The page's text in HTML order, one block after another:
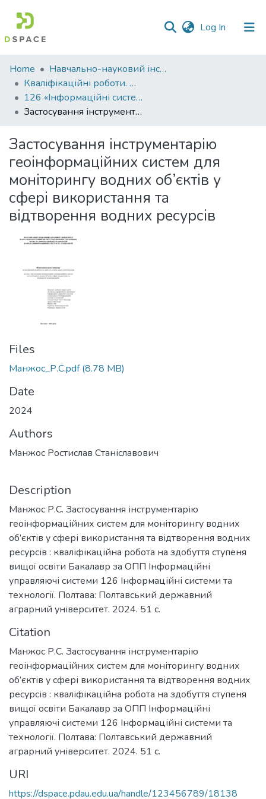
Log In (current)
Communities
&
Collections
All of DSpace
Statistics
Home
Навчально-науковий інститут економіки, управління, права та інформаційних технологій
Кваліфікаційні роботи. ННІ економіки, управління, права та ІТ
126 «Інформаційні системи та технології» - Бакалаври 2023-2024
Застосування інструментарію геоінформаційних систем для моніторингу водних об’єктів у сфері використання та відтворення водних ресурсів
Застосування інструментарію
геоінформаційних систем для
моніторингу водних об’єктів у
сфері використання та
відтворення водних ресурсів
Files
Манжос_Р.С.pdf(8.78 MB)
Date
2024
Authors
Манжос Ростислав Станіславович
Description
Манжос Р.С. Застосування інструментарію
геоінформаційних систем для моніторингу водних
об’єктів у сфері використання та відтворення водних
ресурсів : кваліфікаційна робота на здобуття ступеня
вищої освіти Бакалавр за ОПП Інформаційні
управляючі системи 126 Інформаційні системи та
технології. Полтава: Полтавський державний
аграрний університет. 2024. 51 с.
Citation
Манжос Р.С. Застосування інструментарію
геоінформаційних систем для моніторингу водних
об’єктів у сфері використання та відтворення водних
ресурсів : кваліфікаційна робота на здобуття ступеня
вищої освіти Бакалавр за ОПП Інформаційні
управляючі системи 126 Інформаційні системи та
технології. Полтава: Полтавський державний
аграрний університет. 2024. 51 с.
URI
https://dspace.pdau.edu.ua/handle/123456789/18138